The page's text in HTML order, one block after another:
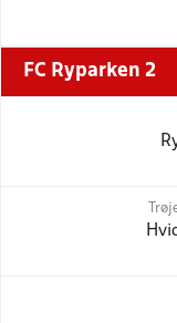
FC Ryparken 2